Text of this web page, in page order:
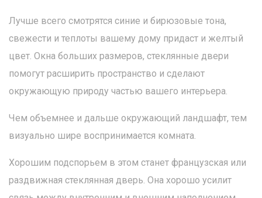
Лучше всего смотрятся синие и бирюзовые тона,
свежести и теплоты вашему дому придаст и желтый
цвет. Окна больших размеров, стеклянные двери
помогут расширить пространство и сделают
окружающую природу частью вашего интерьера.
Чем объемнее и дальше окружающий ландшафт, тем
визуально шире воспринимается комната.
Хорошим подспорьем в этом станет французская или
раздвижная стеклянная дверь. Она хорошо усилит